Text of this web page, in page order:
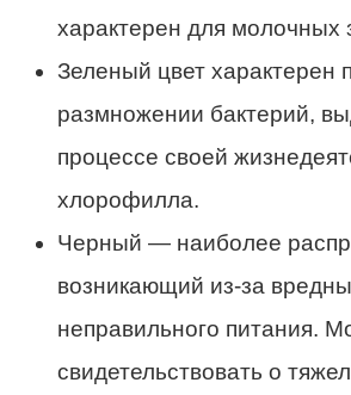
характерен для молочных
Зеленый цвет характерен
размножении бактерий,
процессе своей
хлорофилла.
Черный — наиболее
возникающий из-за
неправильного питания.
свидетельствовать о